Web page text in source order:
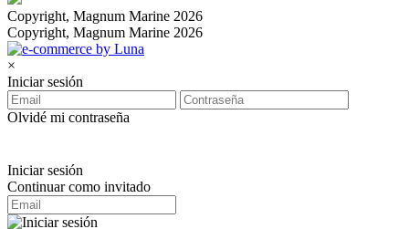
Copyright, Magnum Marine 2026
Copyright, Magnum Marine 2026
×
Iniciar sesión
Olvidé mi contraseña
Iniciar sesión
Continuar como invitado